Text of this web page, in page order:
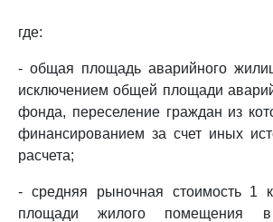
где:
- общая площадь аварийного
исключением общей площади
фонда, переселение граждан из
финансированием за счет иных
расчета;
- средняя рыночная стоимость 1
площади жилого помещения